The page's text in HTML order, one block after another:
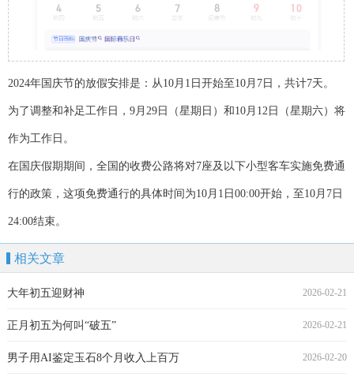
2024年国庆节的放假安排是：从10月1日开始至10月7日，共计7天。
为了调整和补足工作日，9月29日（星期日）和10月12日（星期六）将
作为工作日。
在国庆假期期间，全国的收费公路将对7座及以下小型客车实施免费通
行的政策，这项免费通行的具体时间为10月1日00:00开始，至10月7日
24:00结束。
相关文章
2026-02-21
大年初五迎财神
2026-02-21
正月初五为何叫“破五”
2026-02-20
男子用AI鉴定玉石8个月收入上百万